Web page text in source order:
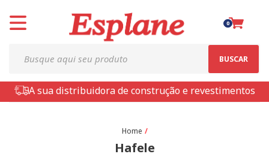
BUSCAR
0
A sua distribuidora de construção e revestimentos
Hafele